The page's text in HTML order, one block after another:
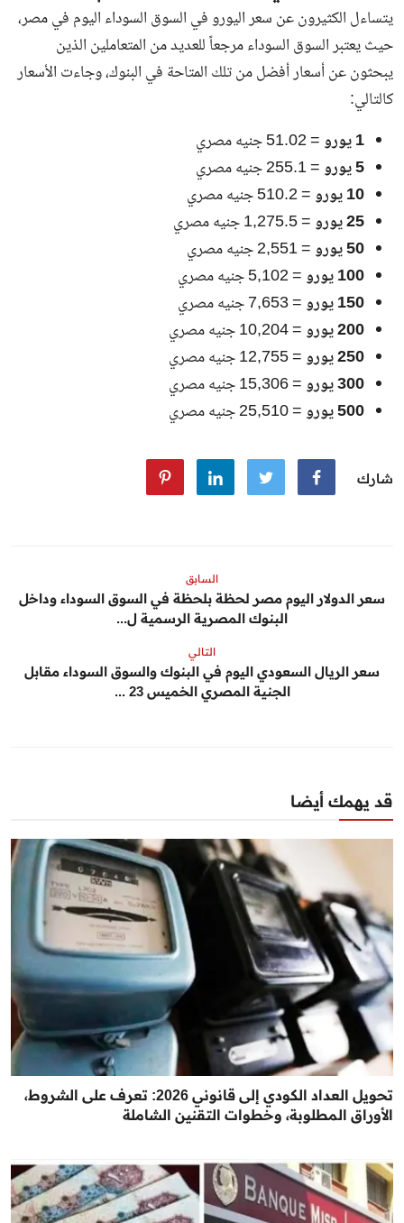
يتساءل الكثيرون عن سعر اليورو في السوق السوداء اليوم في مصر،
حيث يعتبر السوق السوداء مرجعاً للعديد من المتعاملين الذين
يبحثون عن أسعار أفضل من تلك المتاحة في البنوك، وجاءت الأسعار
كالتالي:
1 يورو
= 51.02 جنيه مصري
5 يورو
= 255.1 جنيه مصري
10 يورو
= 510.2 جنيه مصري
25 يورو
= 1,275.5 جنيه مصري
50 يورو
= 2,551 جنيه مصري
100 يورو
= 5,102 جنيه مصري
150 يورو
= 7,653 جنيه مصري
200 يورو
= 10,204 جنيه مصري
250 يورو
= 12,755 جنيه مصري
300 يورو
= 15,306 جنيه مصري
500 يورو
= 25,510 جنيه مصري
شارك
السابق
سعر الدولار اليوم مصر لحظة بلحظة في السوق السوداء وداخل
البنوك المصرية الرسمية ل...
التالي
سعر الريال السعودي اليوم في البنوك والسوق السوداء مقابل
الجنية المصري الخميس 23 ...
قد يهمك أيضا
تحويل العداد الكودي إلى قانوني 2026: تعرف على الشروط،
الأوراق المطلوبة، وخطوات التقنين الشاملة